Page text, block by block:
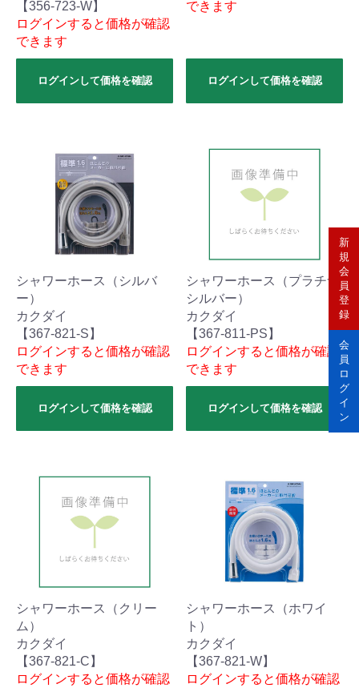
【356-723-W】
ログインすると価格が確認
できます
ログインして価格を確認
できます
ログインして価格を確認
シャワーホース（シルバ
ー）
カクダイ
【367-821-S】
ログインすると価格が確認
できます
ログインして価格を確認
シャワーホース（プラチナ
シルバー）
カクダイ
【367-811-PS】
ログインすると価格が確認
できます
ログインして価格を確認
シャワーホース（クリー
ム）
カクダイ
【367-821-C】
ログインすると価格が確認
シャワーホース（ホワイ
ト）
カクダイ
【367-821-W】
ログインすると価格が確認
新
規
会
員
登
録
会
員
ロ
グ
イ
ン